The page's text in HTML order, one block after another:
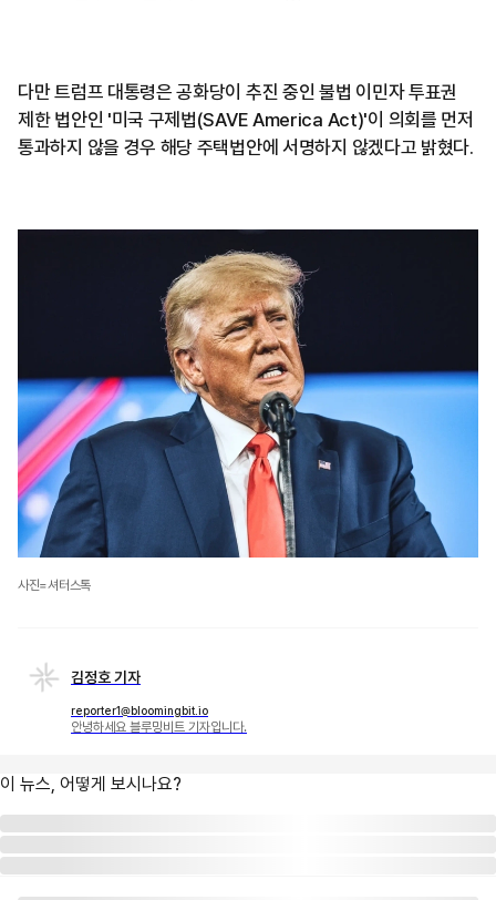
다만 트럼프 대통령은 공화당이 추진 중인 불법 이민자 투표권
제한 법안인 '미국 구제법(SAVE America Act)'이 의회를 먼저
통과하지 않을 경우 해당 주택법안에 서명하지 않겠다고 밝혔다.
사진=셔터스톡
김정호 기자
reporter1@bloomingbit.io
안녕하세요 블루밍비트 기자입니다.
이 뉴스, 어떻게 보시나요?